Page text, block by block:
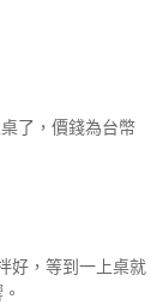
了，價錢為台幣
好，等到一上桌就